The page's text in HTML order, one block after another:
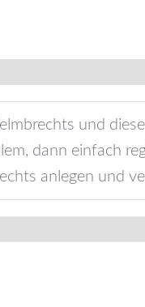
und
dann einfach
anlegen und